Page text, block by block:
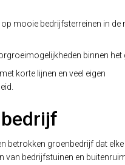
mooie bedrijfsterreinen in de
binnen het
korte lijnen en veel eigen
betrokken groenbedrijf dat
van bedrijfstuinen en